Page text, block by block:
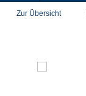
Zur Übersicht